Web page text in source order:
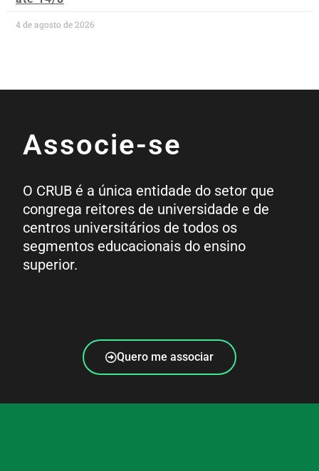
4 de agosto de 2026
Associe-se
O CRUB é a única entidade do setor que
congrega reitores de universidade e de
centros universitários de todos os
segmentos educacionais do ensino
superior.
Quero me associar